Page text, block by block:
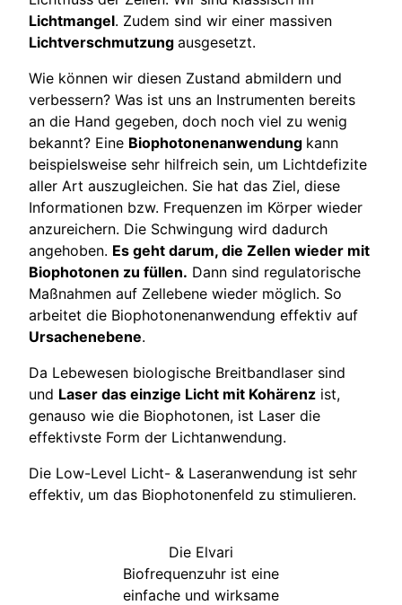
Lichtmangel. Zudem sind wir einer massiven
Lichtverschmutzung ausgesetzt.
Wie können wir diesen Zustand abmildern und
verbessern? Was ist uns an Instrumenten bereits
an die Hand gegeben, doch noch viel zu wenig
bekannt? Eine Biophotonenanwendung kann
beispielsweise sehr hilfreich sein, um Lichtdefizite
aller Art auszugleichen. Sie hat das Ziel, diese
Informationen bzw. Frequenzen im Körper wieder
anzureichern. Die Schwingung wird dadurch
angehoben. Es geht darum, die Zellen wieder mit
Biophotonen zu füllen. Dann sind regulatorische
Maßnahmen auf Zellebene wieder möglich. So
arbeitet die Biophotonenanwendung effektiv auf
Ursachenebene.
Da Lebewesen biologische Breitbandlaser sind
und Laser das einzige Licht mit Kohärenz ist,
genauso wie die Biophotonen, ist Laser die
effektivste Form der Lichtanwendung.
Die Low-Level Licht- & Laseranwendung ist sehr
effektiv, um das Biophotonenfeld zu stimulieren.
Die Elvari
Biofrequenzuhr ist eine
einfache und wirksame